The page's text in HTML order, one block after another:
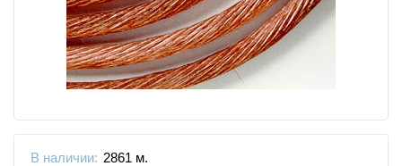
В наличии: 2861 м.